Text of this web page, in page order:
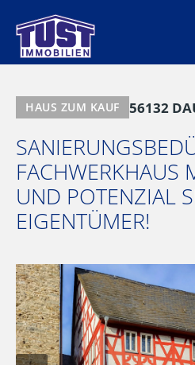
Inhalt
springen
HAUS ZUM KAUF 56132
FACHWERKHAUS
UND POTENZIAL
EIGENTÜMER!